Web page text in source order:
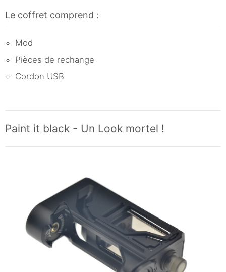
Le coffret comprend :
Mod
Pièces de rechange
Cordon USB
Paint it black - Un Look mortel !